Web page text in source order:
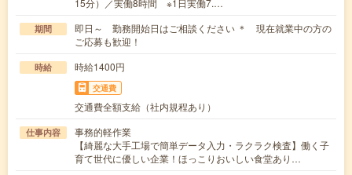
期間
即日～ 勤務開始日はご相談ください ＊ 現在就業中の方の
ご応募も歓迎！
時給 時給1400円
交通費
交通費全額支給（社内規程あり）
仕事内容
事務的軽作業
【綺麗な大手工場で簡単データ入力・ラクラク検査】働く子
育て世代に優しい企業！ほっこりおいしい食堂あり…